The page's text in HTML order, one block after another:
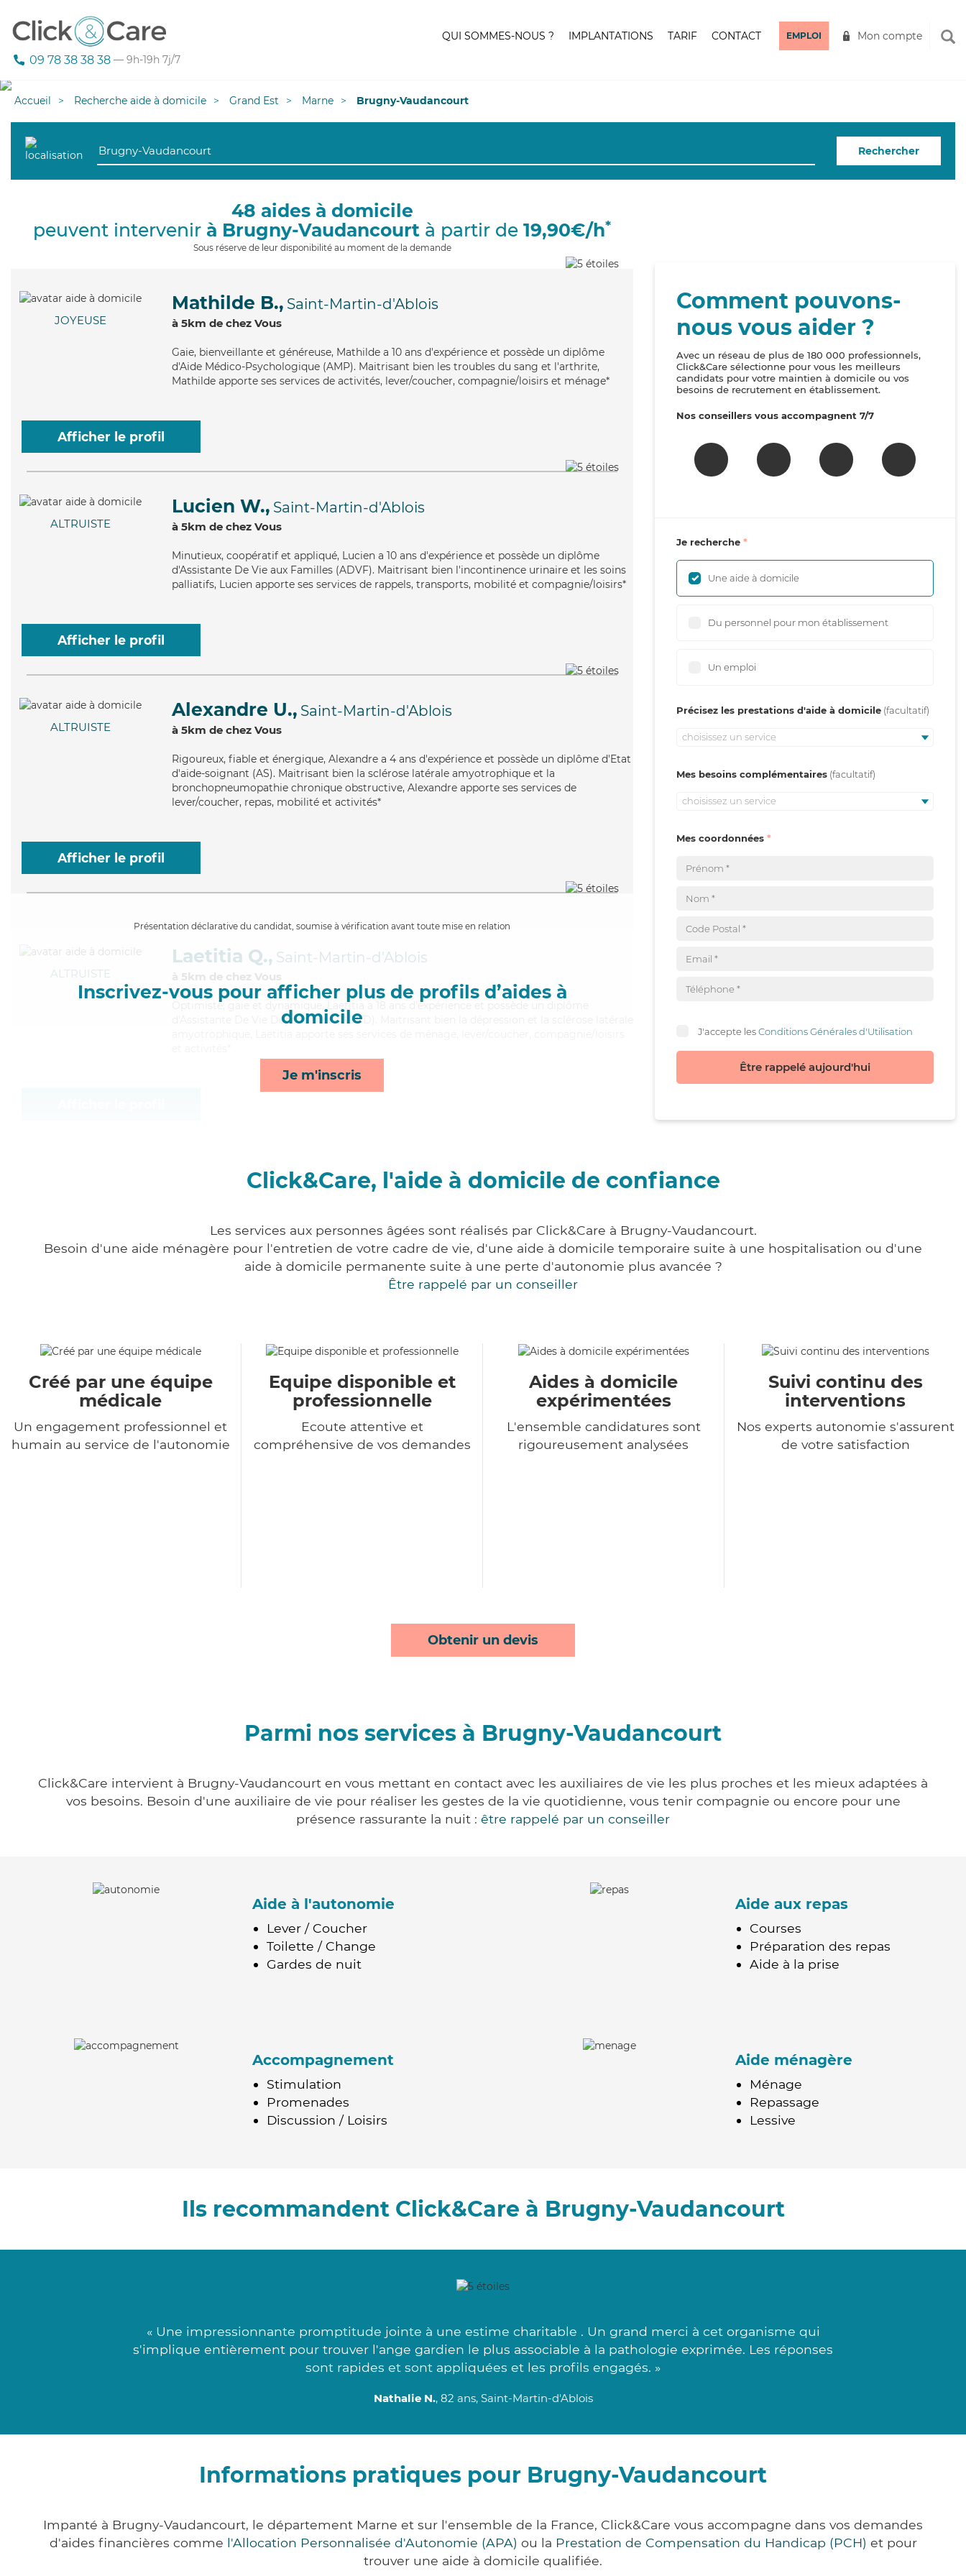
09 78 38 38 38 — 9h-19h 7j/7
QUI SOMMES-NOUS ? IMPLANTATIONS TARIF CONTACT EMPLOI Mon compte
Accueil Recherche aide à domicile Grand Est Marne Brugny-Vaudancourt
Rechercher
48 aides à domicile
peuvent intervenir à Brugny-Vaudancourt à partir de 19,90€/h*
Sous réserve de leur disponibilité au moment de la demande
JOYEUSE
Mathilde B., Saint-Martin-d'Ablois
à 5km de chez Vous
Gaie, bienveillante et généreuse, Mathilde a 10 ans d'expérience et possède un diplôme
d'Aide Médico-Psychologique (AMP). Maitrisant bien les troubles du sang et l'arthrite,
Mathilde apporte ses services de activités, lever/coucher, compagnie/loisirs et ménage*
Afficher le profil
ALTRUISTE
Lucien W., Saint-Martin-d'Ablois
à 5km de chez Vous
Minutieux, coopératif et appliqué, Lucien a 10 ans d'expérience et possède un diplôme
d'Assistante De Vie aux Familles (ADVF). Maitrisant bien l'incontinence urinaire et les soins
palliatifs, Lucien apporte ses services de rappels, transports, mobilité et compagnie/loisirs*
Afficher le profil
ALTRUISTE
Alexandre U., Saint-Martin-d'Ablois
à 5km de chez Vous
Rigoureux, fiable et énergique, Alexandre a 4 ans d'expérience et possède un diplôme d'Etat
d'aide-soignant (AS). Maitrisant bien la sclérose latérale amyotrophique et la
bronchopneumopathie chronique obstructive, Alexandre apporte ses services de
lever/coucher, repas, mobilité et activités*
Afficher le profil
Présentation déclarative du candidat, soumise à vérification avant toute mise en relation
Inscrivez-vous pour afficher plus de profils d’aides à
domicile
Je m'inscris
ALTRUISTE
Laetitia Q., Saint-Martin-d'Ablois
à 5km de chez Vous
Optimiste , gaie et dynamique, Laetitia a 18 ans d'expérience et possède un diplôme
d'Assistante De Vie Dépendance (ADVD). Maitrisant bien la dépression et la sclérose latérale
Comment pouvons-
nous vous aider ?
Avec un réseau de plus de 180 000 professionnels,
Click&Care sélectionne pour vous les meilleurs
candidats pour votre maintien à domicile ou vos
besoins de recrutement en établissement.
Nos conseillers vous accompagnent 7/7
Je recherche
Une aide à domicile
Du personnel pour mon établissement
Un emploi
Précisez les prestations d'aide à domicile
choisissez un service
Mes besoins complémentaires
choisissez un service
Mes coordonnées
J'accepte lesConditions Générales d'Utilisation
Être rappelé aujourd'hui
Click&Care, l'aide à domicile de confiance
Les services aux personnes âgées sont réalisés par Click&Care à Brugny-Vaudancourt.
Besoin d'une aide ménagère pour l'entretien de votre cadre de vie, d'une aide à domicile temporaire suite à une hospitalisation ou d'une
aide à domicile permanente suite à une perte d'autonomie plus avancée ?
Être rappelé par un conseiller
Créé par une équipe
médicale
Un engagement professionnel et
humain au service de l'autonomie
Equipe disponible et
professionnelle
Ecoute attentive et
compréhensive de vos demandes
Aides à domicile
expérimentées
L'ensemble candidatures sont
rigoureusement analysées
Suivi continu des
interventions
Nos experts autonomie s'assurent
de votre satisfaction
Obtenir un devis
Parmi nos services à Brugny-Vaudancourt
Click&Care intervient à Brugny-Vaudancourt en vous mettant en contact avec les auxiliaires de vie les plus proches et les mieux adaptées à
vos besoins. Besoin d'une auxiliaire de vie pour réaliser les gestes de la vie quotidienne, vous tenir compagnie ou encore pour une
présence rassurante la nuit : être rappelé par un conseiller
Aide à l'autonomie
Lever / Coucher
Toilette / Change
Gardes de nuit
Aide aux repas
Courses
Préparation des repas
Aide à la prise
Accompagnement
Stimulation
Promenades
Discussion / Loisirs
Aide ménagère
Ménage
Repassage
Lessive
Ils recommandent Click&Care à Brugny-Vaudancourt
« Une impressionnante promptitude jointe à une estime charitable . Un grand merci à cet organisme qui
s'implique entièrement pour trouver l'ange gardien le plus associable à la pathologie exprimée. Les réponses
sont rapides et sont appliquées et les profils engagés. »
Nathalie N., 82 ans, Saint-Martin-d'Ablois
Informations pratiques pour Brugny-Vaudancourt
Impanté à Brugny-Vaudancourt, le département Marne et sur l'ensemble de la France, Click&Care vous accompagne dans vos demandes
d'aides financières comme l'Allocation Personnalisée d'Autonomie (APA) ou la Prestation de Compensation du Handicap (PCH) et pour
trouver une aide à domicile qualifiée.